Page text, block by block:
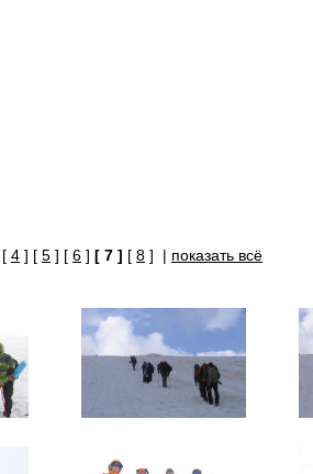
4 ] [ 5 ] [ 6 ] [ 7 ] [ 8 ] | показать всё